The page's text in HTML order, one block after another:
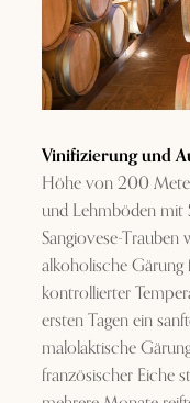
Vinifizierung und
Höhe von 200
und Lehmböden
Sangiovese-
alkoholische
kontrollierter
ersten Tagen ein
malolaktische
französischer Eiche